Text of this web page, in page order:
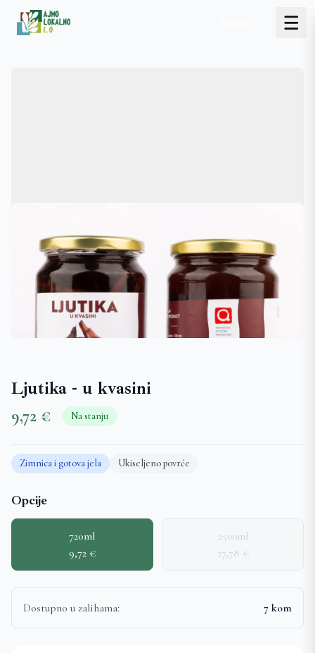
Ljutika - u kvasini
9,72 € Na stanju
Zimnica i gotova jela Ukiseljeno povrće
Opcije
720ml
9,72 €
2500ml
27,78 €
Dostupno u zalihama: 7 kom